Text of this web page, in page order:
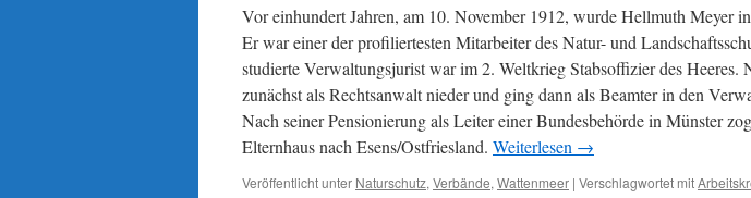
Vor einhundert Jahren, am 10. November 1912, wurde Hellmuth Meyer
Er war einer der profiliertesten Mitarbeiter des Natur- und
studierte Verwaltungsjurist war im 2. Weltkrieg Stabsoffizier des Heeres.
zunächst als Rechtsanwalt nieder und ging dann als Beamter in den
Nach seiner Pensionierung als Leiter einer Bundesbehörde in Münster
Elternhaus nach Esens/Ostfriesland. Weiterlesen →
Veröffentlicht unter Naturschutz, Verbände, Wattenmeer | Verschlagwortet mit